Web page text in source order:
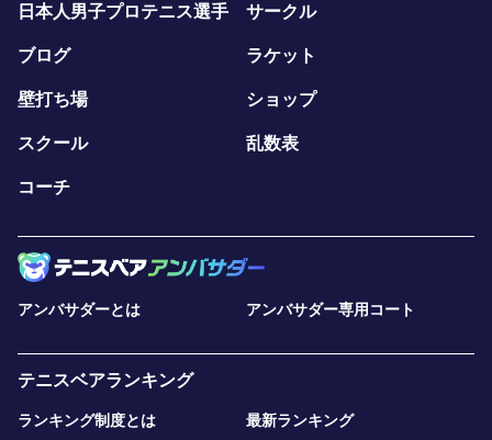
日本人男子プロテニス選手 サークル
ブログ ラケット
壁打ち場 ショップ
スクール 乱数表
コーチ
アンバサダーとは アンバサダー専用コート
テニスベアランキング
ランキング制度とは 最新ランキング